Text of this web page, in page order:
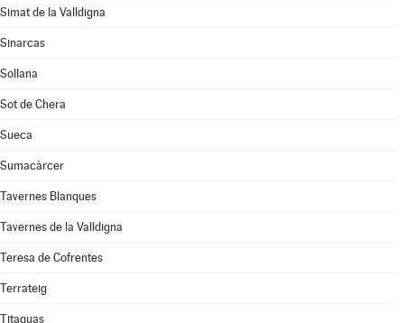
Simat de la Valldigna
Sinarcas
Sollana
Sot de Chera
Sueca
Sumacàrcer
Tavernes Blanques
Tavernes de la Valldigna
Teresa de Cofrentes
Terrateig
Titaguas